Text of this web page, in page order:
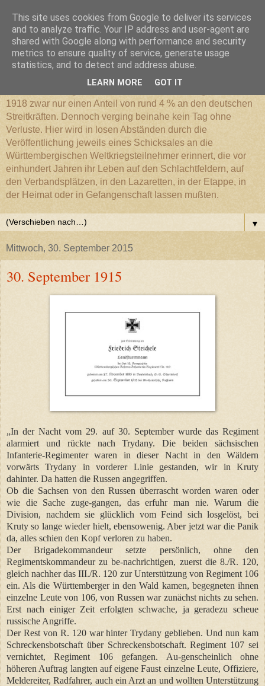
Württembergischer
Weltkriegs-Blog
1918 zwar nur einen Anteil von rund 4 % an den deutschen
Streitkräften. Dennoch verging beinahe kein Tag ohne
Verluste. Hier wird in losen Abständen durch die
Veröffentlichung jeweils eines Schicksales an die
Württembergischen Weltkriegsteilnehmer erinnert, die vor
einhundert Jahren ihr Leben auf den Schlachtfeldern, auf
den Verbandsplätzen, in den Lazaretten, in der Etappe, in
der Heimat oder in Gefangenschaft lassen mußten.
▼
Mittwoch, 30. September 2015
30. September 1915
„In der Nacht vom 29. auf 30. September wurde das Regiment
alarmiert und rückte nach Trydany. Die beiden sächsischen
Infanterie-Regimenter waren in dieser Nacht in den Wäldern
vorwärts Trydany in vorderer Linie gestanden, wir in Kruty
dahinter. Da hatten die Russen angegriffen.
Ob die Sachsen von den Russen überrascht worden waren oder
wie die Sache zuge-gangen, das erfuhr man nie. Warum die
Division, nachdem sie glücklich vom Feind sich losgelöst, bei
Kruty so lange wieder hielt, ebensowenig. Aber jetzt war die Panik
da, alles schien den Kopf verloren zu haben.
Der Brigadekommandeur setzte persönlich, ohne den
Regimentskommandeur zu be-nachrichtigen, zuerst die 8./R. 120,
gleich nachher das III./R. 120 zur Unterstützung von Regiment 106
ein. Als die Württemberger in den Wald kamen, begegneten ihnen
einzelne Leute von 106, von Russen war zunächst nichts zu sehen.
Erst nach einiger Zeit erfolgten schwache, ja geradezu scheue
russische Angriffe.
Der Rest von R. 120 war hinter Trydany geblieben. Und nun kam
Schreckensbotschaft über Schreckensbotschaft. Regiment 107 sei
vernichtet, Regiment 106 gefangen. Au-genscheinlich ohne
höheren Auftrag langten auf eigene Faust einzelne Leute, Offiziere,
Meldereiter, Radfahrer, auch ein Arzt an und wollten Unterstützung
This site uses cookies from Google to deliver its services
and to analyze traffic. Your IP address and user-agent are
shared with Google along with performance and security
metrics to ensure quality of service, generate usage
statistics, and to detect and address abuse.
LEARN MORE GOT IT